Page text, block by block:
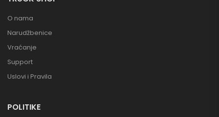
O nama
Narudžbenice
Vraćanje
Support
Uslovi i Pravila
POLITIKE